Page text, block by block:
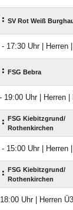
: SV Rot Weiß
17:30 Uhr | Herren
: FSG Bebra
19:00 Uhr | Herren |
: FSG Kiebitzgrund/​
Rothenkirchen
15:00 Uhr | Herren
: FSG Kiebitzgrund/​
Rothenkirchen
Uhr | Herren